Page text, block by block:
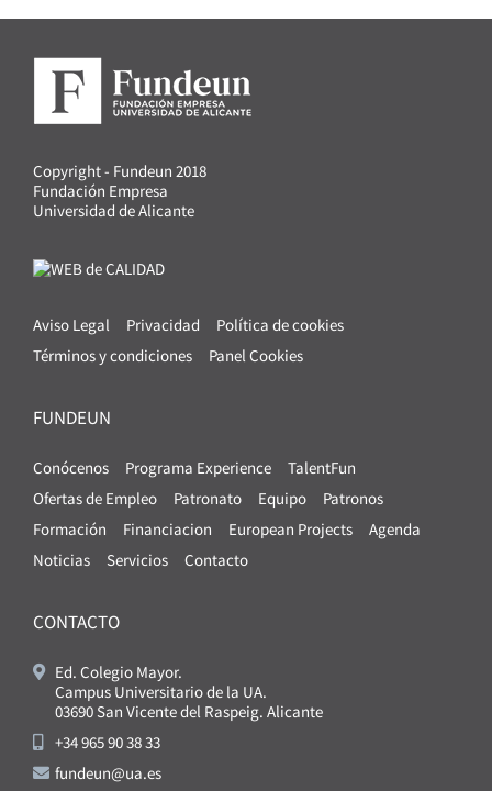
Copyright - Fundeun 2018
Fundación Empresa
Universidad de Alicante
Aviso Legal Privacidad
Política de cookies
Términos y condiciones
Panel Cookies
FUNDEUN
Conócenos Programa Experience
TalentFun
Ofertas de Empleo
Patronato Equipo
Patronos
Formación
Financiacion European Projects
Agenda
Noticias
Servicios Contacto
CONTACTO
Ed. Colegio Mayor.
Campus Universitario de la UA.
03690 San Vicente del Raspeig. Alicante
+34 965 90 38 33
fundeun@ua.es